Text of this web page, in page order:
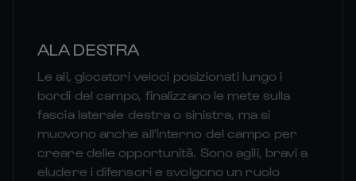
ALA DESTRA
Le ali, giocatori veloci posizionati lungo i
bordi del campo, finalizzano le mete sulla
fascia laterale destra o sinistra, ma si
muovono anche all'interno del campo per
creare delle opportunità. Sono agili, bravi a
eludere i difensori e svolgono un ruolo